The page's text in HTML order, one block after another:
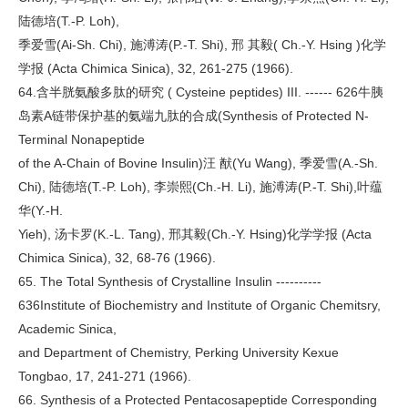
陆德培(T.-P. Loh),
季爱雪(Ai-Sh. Chi), 施溥涛(P.-T. Shi), 邢 其毅( Ch.-Y. Hsing )化学
学报 (Acta Chimica Sinica), 32, 261-275 (1966).
64.含半胱氨酸多肽的研究 ( Cysteine peptides) III. ------ 626牛胰
岛素A链带保护基的氨端九肽的合成(Synthesis of Protected N-
Terminal Nonapeptide
of the A-Chain of Bovine Insulin)汪 猷(Yu Wang), 季爱雪(A.-Sh.
Chi), 陆德培(T.-P. Loh), 李崇熙(Ch.-H. Li), 施溥涛(P.-T. Shi),叶蕴
华(Y.-H.
Yieh), 汤卡罗(K.-L. Tang), 邢其毅(Ch.-Y. Hsing)化学学报 (Acta
Chimica Sinica), 32, 68-76 (1966).
65. The Total Synthesis of Crystalline Insulin ----------
636Institute of Biochemistry and Institute of Organic Chemitsry,
Academic Sinica,
and Department of Chemistry, Perking University Kexue
Tongbao, 17, 241-271 (1966).
66. Synthesis of a Protected Pentacosapeptide Corresponding